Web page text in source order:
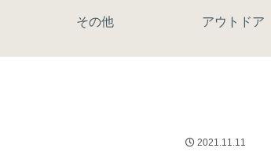
その他 アウトドア
2021.11.11